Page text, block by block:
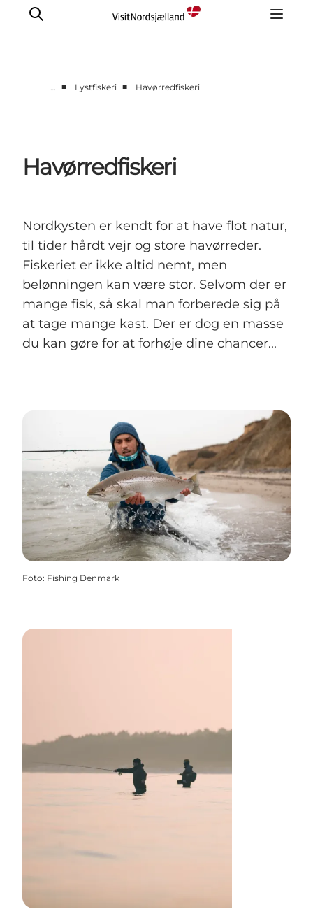
Det Sker
Overnatning
Planlæg ferien
… ■ Lystfiskeri ■ Havørredfiskeri
Havørredfiskeri
Nordkysten er kendt for at have flot natur,
til tider hårdt vejr og store havørreder.
Fiskeriet er ikke altid nemt, men
belønningen kan være stor. Selvom der er
mange fisk, så skal man forberede sig på
at tage mange kast. Der er dog en masse
du kan gøre for at forhøje dine chancer...
Foto: Fishing Denmark